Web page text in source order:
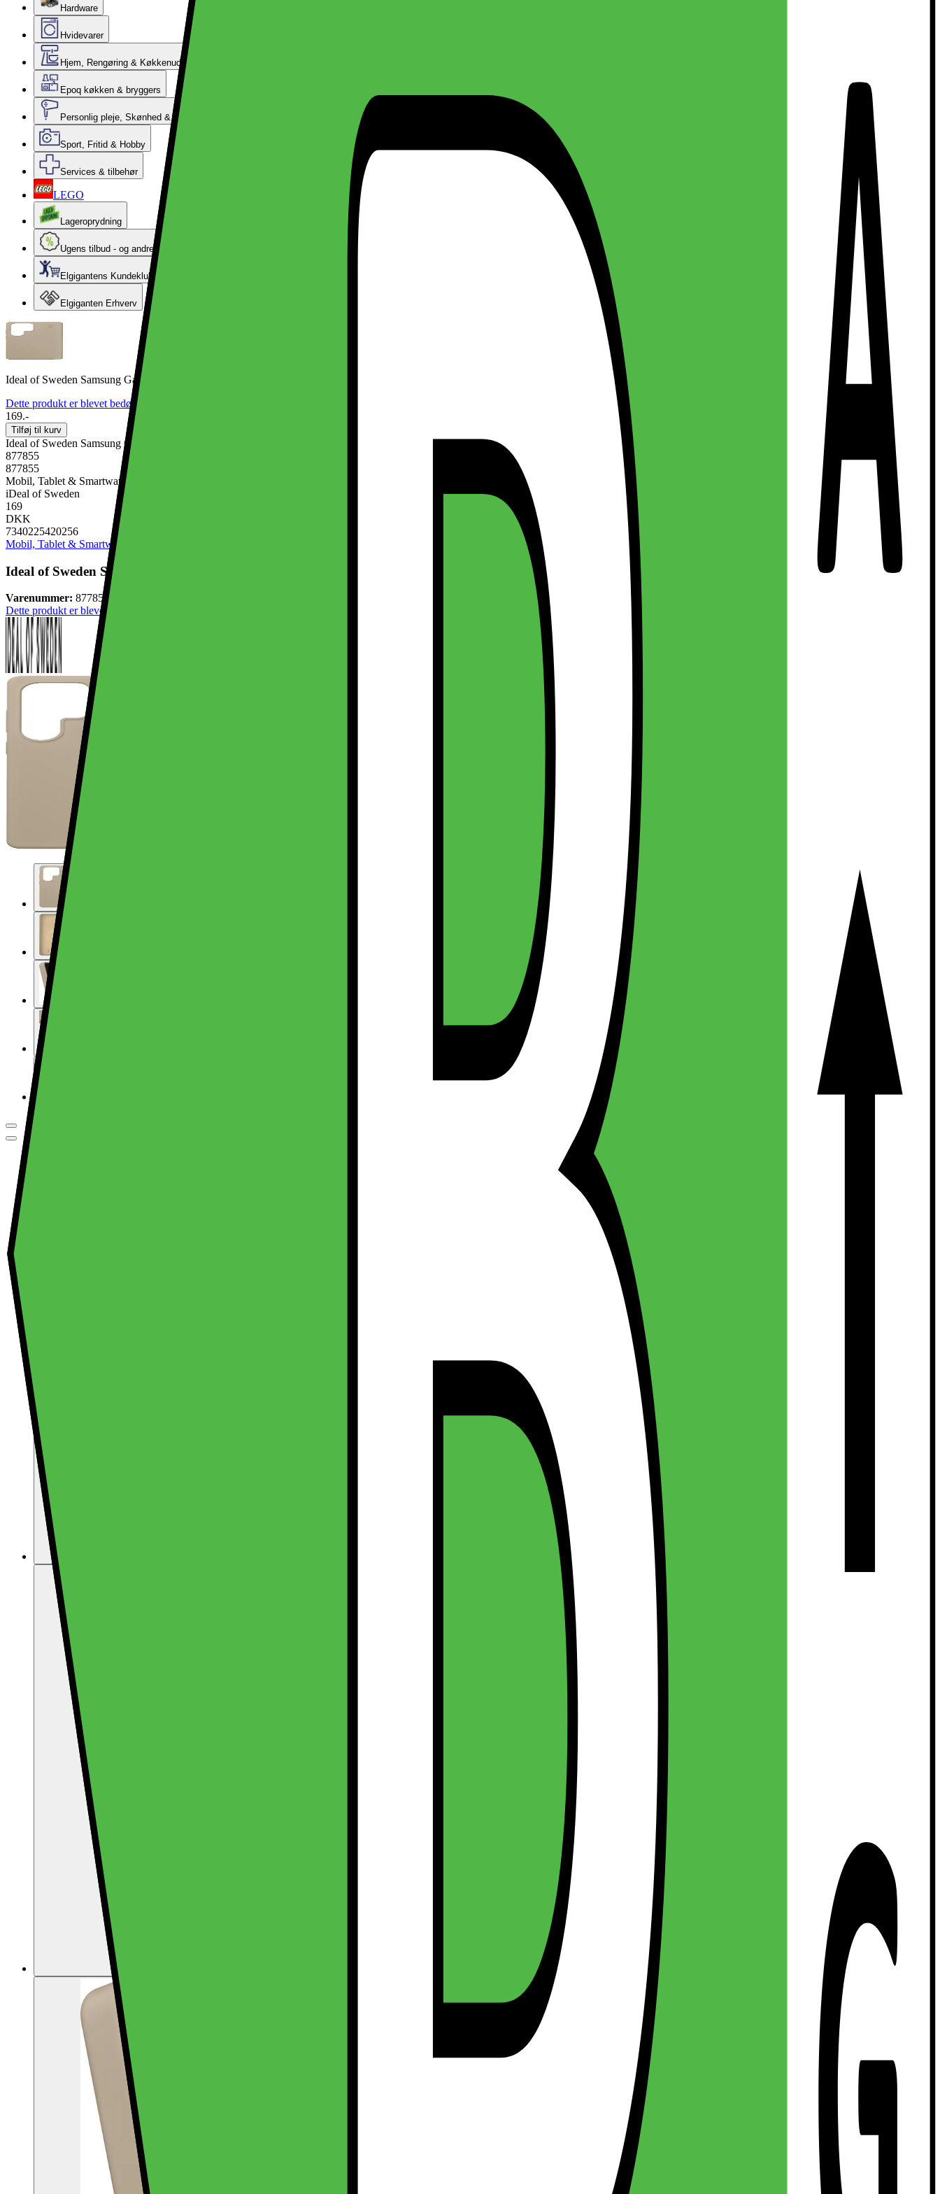
Hardware
Hvidevarer
Hjem, Rengøring & Køkkenudstyr
Epoq køkken & bryggers
Personlig pleje, Skønhed & Velvære
Sport, Fritid & Hobby
Services & tilbehør
LEGO
Lageroprydning
Ugens tilbud - og andre gode priser
Elgigantens Kundeklub
Elgiganten Erhverv
Ideal of Sweden Samsung Galaxy S25 Ultra Silikone MagSafe etui (beige)
Dette produkt er blevet bedømt til 5 ud af 5 stjerner.
169.-
Tilføj til kurv
Ideal of Sweden Samsung Galaxy S25 Ultra Silikone MagSafe etui (beige)
877855
877855
Mobil, Tablet & Smartwatch, Mobiltilbehør, Mobilcovers
iDeal of Sweden
169
DKK
7340225420256
Mobil, Tablet & Smartwatch
Ideal of Sweden Samsung Galaxy S25 Ultra Silikone MagSafe etui (beige)
Varenummer: 877855
Dette produkt er blevet bedømt til 5 ud af 5 stjerner.